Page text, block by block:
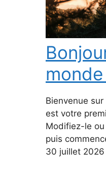
monde
Bienvenue
est votre
Modifiez-le
puis
30 juillet 2026